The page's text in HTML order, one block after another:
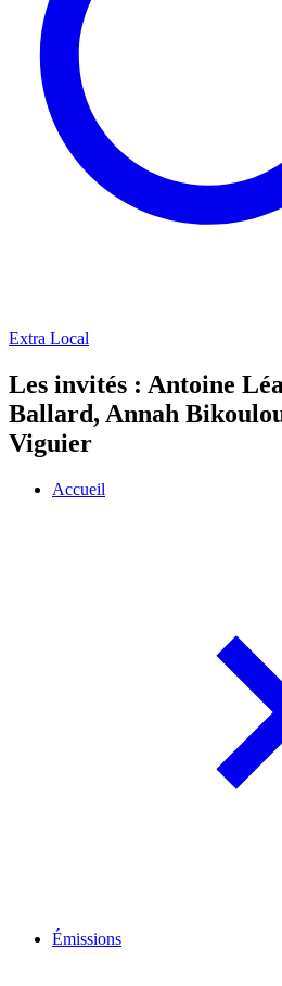
Extra Local
Les invités : Antoine
Ballard, Annah
Viguier
Accueil
Émissions